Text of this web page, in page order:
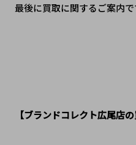
最後に買取に関するご案内で
【ブランドコレクト広尾店